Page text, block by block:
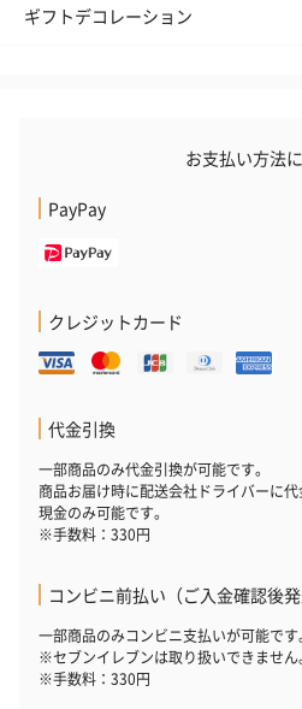
ギフトデコレーション
お支払い方法
PayPay
クレジットカード
代金引換
一部商品のみ代金引換が可能です。
商品お届け時に配送会社ドライバーに
現金のみ可能です。
※手数料：330円
コンビニ前払い（ご入金確認後発
一部商品のみコンビニ支払いが可能です。
※セブンイレブンは取り扱いできません。
※手数料：330円